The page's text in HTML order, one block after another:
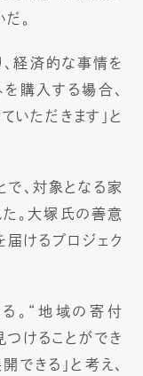
。
経済的な事情を
購入する場合、
いただきます」と
、対象となる家
。大塚氏の善意
届けるプロジェク
。“地域の寄付
けることができ
きる」と考え、